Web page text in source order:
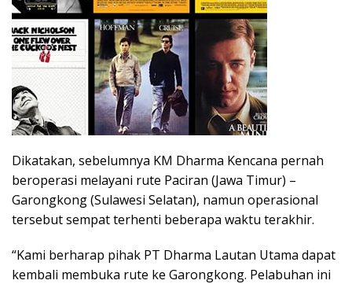
Dikatakan, sebelumnya KM Dharma Kencana pernah
beroperasi melayani rute Paciran (Jawa Timur) –
Garongkong (Sulawesi Selatan), namun operasional
tersebut sempat terhenti beberapa waktu terakhir.
“Kami berharap pihak PT Dharma Lautan Utama dapat
kembali membuka rute ke Garongkong. Pelabuhan ini